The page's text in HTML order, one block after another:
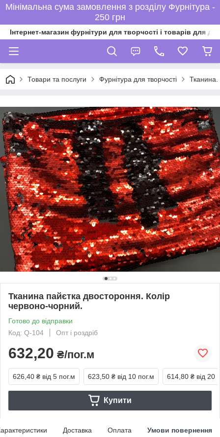
Мінімальна сума замовлення з розділу Фурнітура -
250 грн
Інтернет-магазин фурнітури для творчості і товарів для
Товари та послуги Фурнітура для творчості Тканина.
Тканина пайєтка двостороння. Колір
червоно-чорний.
Готово до відправки
Код: Q-104
Опт і роздріб
632,20 ₴/пог.м
626,40 ₴ від 5 пог.м 623,50 ₴ від 10 пог.м 614,80 ₴ від 20
Купити
Доставка Оплата Умови повернення